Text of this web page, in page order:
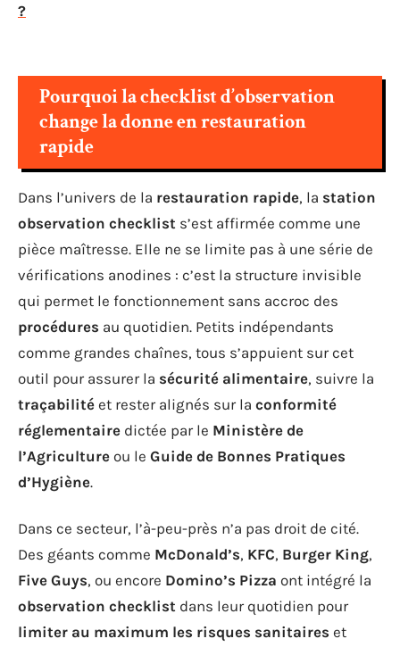
?
Pourquoi la checklist d’observation
change la donne en restauration
rapide
Dans l’univers de la restauration rapide, la station
observation checklist s’est affirmée comme une
pièce maîtresse. Elle ne se limite pas à une série de
vérifications anodines : c’est la structure invisible
qui permet le fonctionnement sans accroc des
procédures au quotidien. Petits indépendants
comme grandes chaînes, tous s’appuient sur cet
outil pour assurer la sécurité alimentaire, suivre la
traçabilité et rester alignés sur la conformité
réglementaire dictée par le Ministère de
l’Agriculture ou le Guide de Bonnes Pratiques
d’Hygiène.
Dans ce secteur, l’à-peu-près n’a pas droit de cité.
Des géants comme McDonald’s, KFC, Burger King,
Five Guys, ou encore Domino’s Pizza ont intégré la
observation checklist dans leur quotidien pour
limiter au maximum les risques sanitaires et